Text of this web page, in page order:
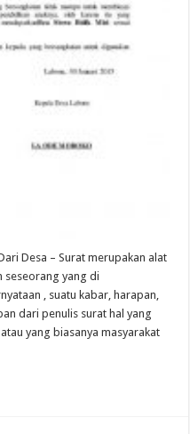
Desa – Surat merupakan alat
seseorang yang di
, suatu kabar, harapan,
dari penulis surat hal yang
yang biasanya masyarakat